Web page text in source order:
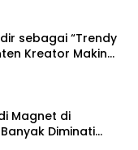
sebagai “Trendy
Kreator Makin
Magnet di
Diminati